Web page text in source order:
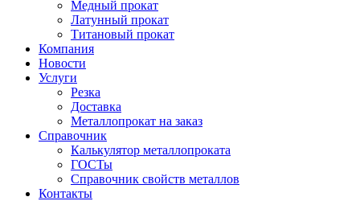
Медный прокат
Латунный прокат
Титановый прокат
Компания
Новости
Услуги
Резка
Доставка
Металлопрокат на заказ
Справочник
Калькулятор металлопроката
ГОСТы
Справочник свойств металлов
Контакты